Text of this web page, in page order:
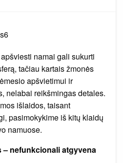
namai gali sukurti
tačiau kartais žmonės
apšvietimui ir
nelabai reikšmingas detales.
išlaidos, taisant
pasimokykime iš kitų klaidų
namuose.
nefunkcionali atgyvena